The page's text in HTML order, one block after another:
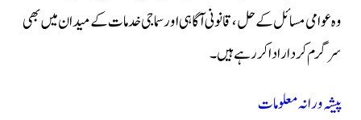
وہ عوامی مسائل کے حل، قانونی آگاہی اور سماجی خدمات کے میدان میں بھی
سرگرم کردار ادا کر رہے ہیں۔
پیشہ ورانہ معلومات